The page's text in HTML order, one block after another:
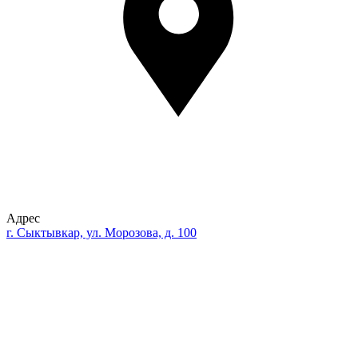
Адрес
г. Сыктывкар, ул. Морозова, д. 100